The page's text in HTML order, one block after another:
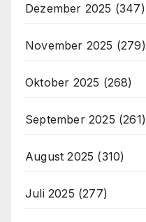
Dezember 2025 (347)
November 2025 (279)
Oktober 2025 (268)
September 2025 (261)
August 2025 (310)
Juli 2025 (277)